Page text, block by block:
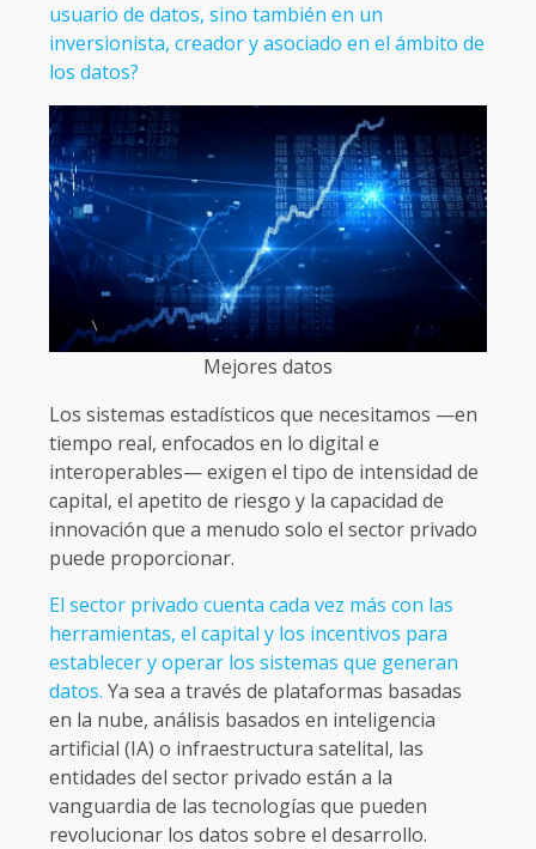
usuario de datos, sino también en un
inversionista, creador y asociado en el ámbito de
los datos?
Mejores datos
Los sistemas estadísticos que necesitamos —en
tiempo real, enfocados en lo digital e
interoperables— exigen el tipo de intensidad de
capital, el apetito de riesgo y la capacidad de
innovación que a menudo solo el sector privado
puede proporcionar.
El sector privado cuenta cada vez más con las
herramientas, el capital y los incentivos para
establecer y operar los sistemas que generan
datos. Ya sea a través de plataformas basadas
en la nube, análisis basados en inteligencia
artificial (IA) o infraestructura satelital, las
entidades del sector privado están a la
vanguardia de las tecnologías que pueden
revolucionar los datos sobre el desarrollo.